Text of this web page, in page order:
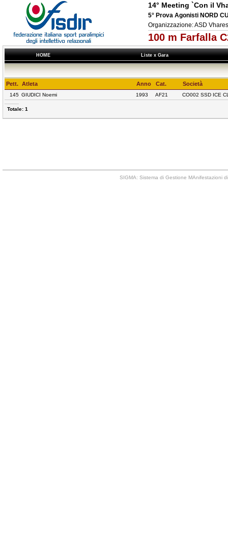
14° Meeting `Con il
5° Prova Agonisti NORD
Organizzazione: ASD
100 m Farfalla
HOME Liste x Gara
Pett. Atleta Anno Cat. Società
145 GIUDICI Noemi 1993 AF21 CO002 SSD ICE
Totale: 1
SIGMA: Sistema di Gestione MAnifestazioni